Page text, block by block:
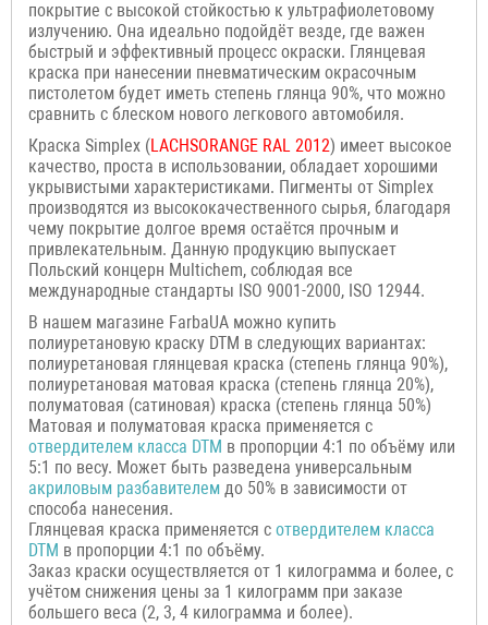
покрытие с высокой стойкостью к ультрафиолетовому
излучению. Она идеально подойдёт везде, где важен
быстрый и эффективный процесс окраски. Глянцевая
краска при нанесении пневматическим окрасочным
пистолетом будет иметь степень глянца 90%, что можно
сравнить с блеском нового легкового автомобиля.
Краска Simplex (LACHSORANGE RAL 2012) имеет высокое
качество, проста в использовании, обладает хорошими
укрывистыми характеристиками. Пигменты от Simplex
производятся из высококачественного сырья, благодаря
чему покрытие долгое время остаётся прочным и
привлекательным. Данную продукцию выпускает
Польский концерн Multichem, соблюдая все
международные стандарты ISO 9001-2000, ISO 12944.
В нашем магазине FarbaUA можно купить
полиуретановую краску DTM в следующих вариантах:
полиуретановая глянцевая краска (степень глянца 90%),
полиуретановая матовая краска (степень глянца 20%),
полуматовая (сатиновая) краска (степень глянца 50%)
Матовая и полуматовая краска применяется с
отвердителем класса DTM в пропорции 4:1 по объёму или
5:1 по весу. Может быть разведена универсальным
акриловым разбавителем до 50% в зависимости от
способа нанесения.
Глянцевая краска применяется с отвердителем класса
DTM в пропорции 4:1 по объёму.
Заказ краски осуществляется от 1 килограмма и более, с
учётом снижения цены за 1 килограмм при заказе
большего веса (2, 3, 4 килограмма и более).